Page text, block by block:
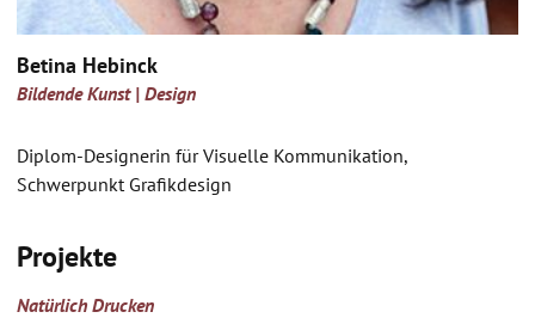
Betina Hebinck
Bildende Kunst | Design
Diplom-Designerin für Visuelle Kommunikation,
Schwerpunkt Grafikdesign
Projekte
Natürlich Drucken